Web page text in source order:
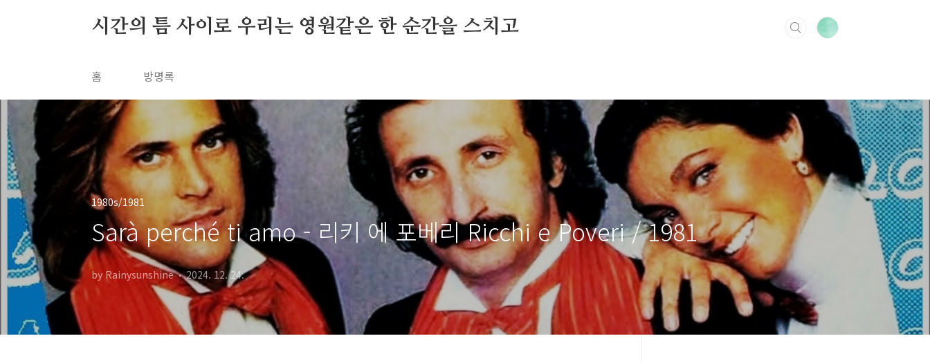
시간의 틈 사이로 우리는 영원같은 한 순간을 스치고
홈 방명록
1980s/1981
Sarà perché ti amo - 리키 에 포베리 Ricchi e Poveri / 1981
by Rainysunshine 2024. 12. 24.